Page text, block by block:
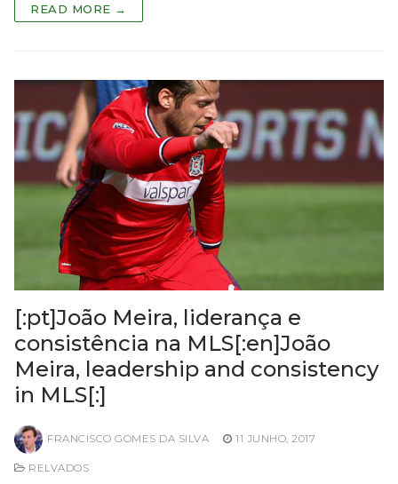
READ MORE →
[:pt]João Meira, liderança e
consistência na MLS[:en]João
Meira, leadership and consistency
in MLS[:]
FRANCISCO GOMES DA SILVA 11 JUNHO, 2017
RELVADOS